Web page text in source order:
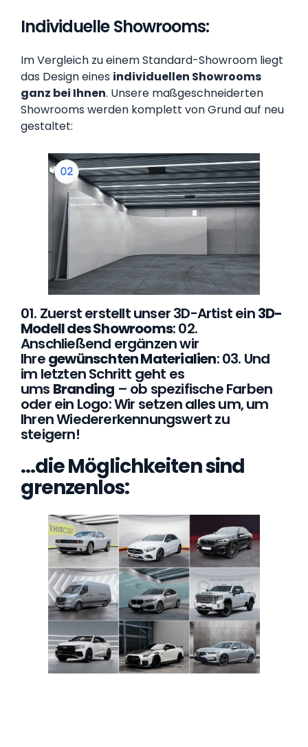
Individuelle Showrooms:
Im Vergleich zu einem Standard-Showroom liegt
das Design eines individuellen Showrooms
ganz bei Ihnen. Unsere maßgeschneiderten
Showrooms werden komplett von Grund auf neu
gestaltet:
01. Zuerst erstellt unser 3D-Artist ein3D-
Modell des Showrooms: 02.
Anschließend ergänzen wir
Ihregewünschten Materialien: 03. Und
im letzten Schritt geht es
ums Branding – ob spezifische Farben
oder ein Logo: Wir setzen alles um, um
Ihren Wiedererkennungswert zu
steigern!
…die Möglichkeiten sind
grenzenlos: